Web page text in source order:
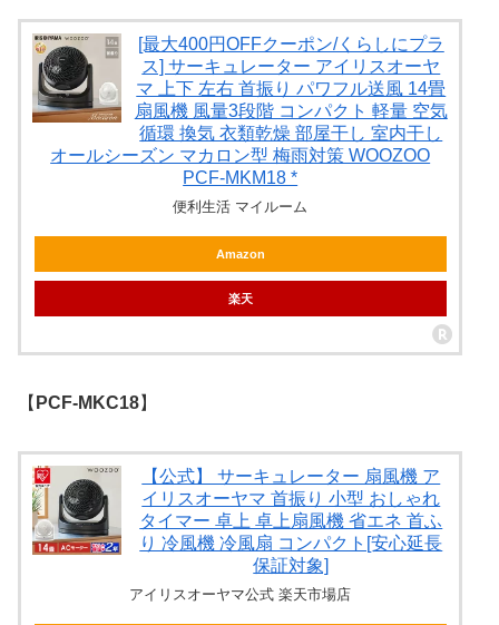
[最大400円OFFクーポン/くらしにプラ
ス] サーキュレーター アイリスオーヤ
マ 上下 左右 首振り パワフル送風 14畳
扇風機 風量3段階 コンパクト 軽量 空気
循環 換気 衣類乾燥 部屋干し 室内干し
オールシーズン マカロン型 梅雨対策 WOOZOO
PCF-MKM18 *
便利生活 マイルーム
Amazon
楽天
【 PCF-MKC18】
【公式】 サーキュレーター 扇風機 ア
イリスオーヤマ 首振り 小型 おしゃれ
タイマー 卓上 卓上扇風機 省エネ 首ふ
り 冷風機 冷風扇 コンパクト[安心延長
保証対象]
アイリスオーヤマ公式 楽天市場店